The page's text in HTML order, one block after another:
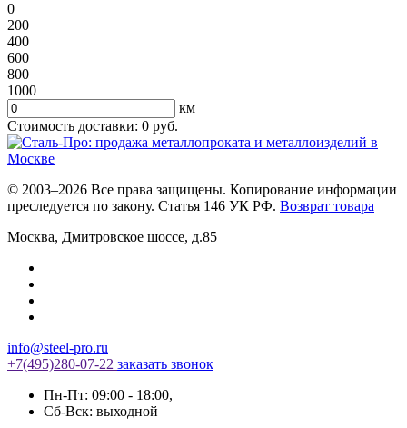
0
200
400
600
800
1000
км
Стоимость доставки: 0 руб.
© 2003–2026 Все права защищены. Копирование информации
преследуется по закону. Статья 146 УК РФ. Возврат товара
Москва, Дмитровское шоссе, д.85
info@steel-pro.ru
+7(495)280-07-22 заказать звонок
Пн-Пт: 09:00 - 18:00,
Cб-Вск: выходной